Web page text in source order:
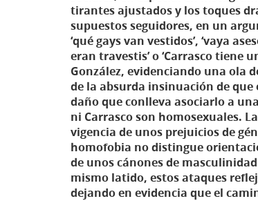
tirantes ajustados y los toques
supuestos seguidores, en un
‘qué gays van vestidos’, ‘vaya
eran travestis’ o ‘Carrasco tiene
González, evidenciando una ola
de la absurda insinuación de
daño que conlleva asociarlo a
ni Carrasco son homosexuales.
vigencia de unos prejuicios de
homofobia no distingue
de unos cánones de
mismo latido, estos ataques
dejando en evidencia que el